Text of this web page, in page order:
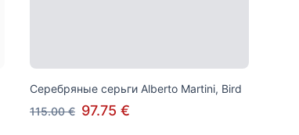
Серебряные серьги Alberto Martini, Bird
115.00 € 97.75 €